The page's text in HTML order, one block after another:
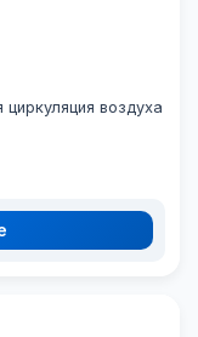
воздуха